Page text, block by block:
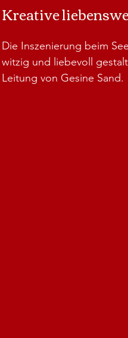
Kreative
Die Inszenierung beim
witzig und liebevoll
Leitung von Gesine Sand.